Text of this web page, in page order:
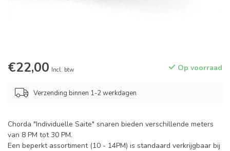
€22,00 Incl. btw Op voorraad
Verzending binnen 1-2 werkdagen
Chorda "Individuelle Saite" snaren bieden verschillende meters
van 8 PM tot 30 PM.
Een beperkt assortiment (10 - 14PM) is standaard verkrijgbaar bij